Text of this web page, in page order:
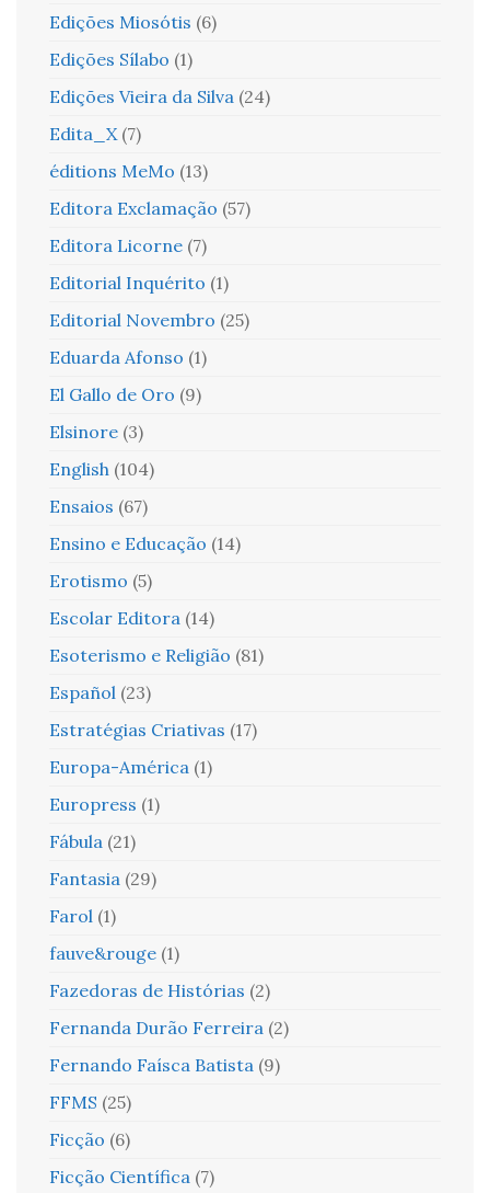
Edições Miosótis (6)
Edições Sílabo (1)
Edições Vieira da Silva (24)
Edita_X (7)
éditions MeMo (13)
Editora Exclamação (57)
Editora Licorne (7)
Editorial Inquérito (1)
Editorial Novembro (25)
Eduarda Afonso (1)
El Gallo de Oro (9)
Elsinore (3)
English (104)
Ensaios (67)
Ensino e Educação (14)
Erotismo (5)
Escolar Editora (14)
Esoterismo e Religião (81)
Español (23)
Estratégias Criativas (17)
Europa-América (1)
Europress (1)
Fábula (21)
Fantasia (29)
Farol (1)
fauve&rouge (1)
Fazedoras de Histórias (2)
Fernanda Durão Ferreira (2)
Fernando Faísca Batista (9)
FFMS (25)
Ficção (6)
Ficção Científica (7)